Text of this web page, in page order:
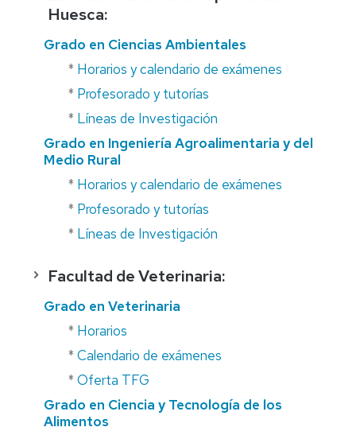
Huesca:
Grado en Ciencias Ambientales
* Horarios y calendario de exámenes
* Profesorado y tutorías
* Líneas de Investigación
Grado en Ingeniería Agroalimentaria y del
Medio Rural
* Horarios y calendario de exámenes
* Profesorado y tutorías
* Líneas de Investigación
Facultad de Veterinaria:
Grado en Veterinaria
* Horarios
* Calendario de exámenes
* Oferta TFG
Grado en Ciencia y Tecnología de los
Alimentos